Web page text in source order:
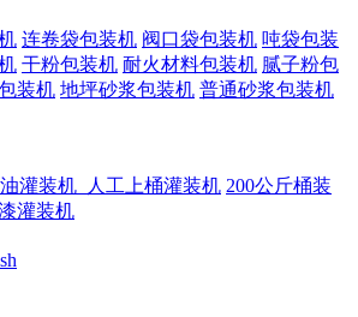
连卷袋包装机 阀口袋包装机 吨袋包装
干粉包装机 耐火材料包装机 腻子粉包
装机 地坪砂浆包装机 普通砂浆包装机
灌装机_人工上桶灌装机 200公斤桶装
灌装机